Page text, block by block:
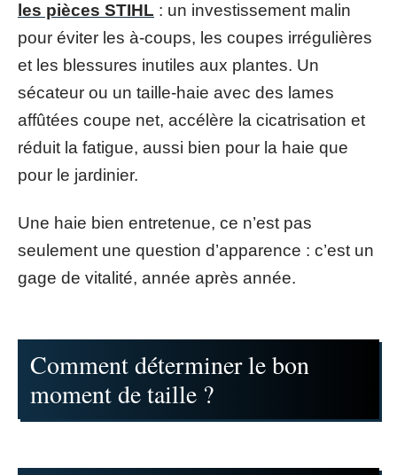
les pièces STIHL : un investissement malin
pour éviter les à-coups, les coupes irrégulières
et les blessures inutiles aux plantes. Un
sécateur ou un taille-haie avec des lames
affûtées coupe net, accélère la cicatrisation et
réduit la fatigue, aussi bien pour la haie que
pour le jardinier.
Une haie bien entretenue, ce n’est pas
seulement une question d’apparence : c’est un
gage de vitalité, année après année.
Comment déterminer le bon
moment de taille ?